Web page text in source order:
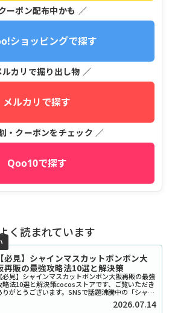
ーポン配布中かも ／
ショッピングで探す
ルカリで掘り出し物 ／
メルカリで探す
・クーポンをチェック ／
Qoo10で探す
く読まれています
【必見】シャインマスカットボンボン大
再販の最強攻略法10選と解決策
【必見】シャインマスカットボンボン大阪再販の最強
略法10選と解決策cocosストアです、ご覧いただき
りがとうございます。SNSで話題沸騰中の「シャイ
ンマスカットボンボン」、大阪でも探し回っている方
が本当に多いですよね。2026年現在もそ...2026.07.14